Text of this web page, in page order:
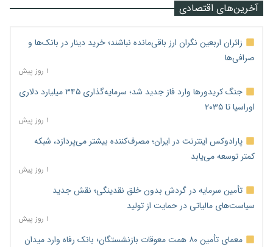
آخرین‌های اقتصادی
زائران اربعین نگران ارز باقی‌مانده نباشند؛ خرید دینار در بانک‌ها و
صرافی‌ها
۱ روز پیش
جنگ کریدورها وارد فاز جدید شد؛ سرمایه‌گذاری ۳۴۵ میلیارد دلاری
اوراسیا تا ۲۰۳۵
۱ روز پیش
پارادوکس اینترنت در ایران؛ مصرف‌کننده بیشتر می‌پردازد، شبکه
کمتر توسعه می‌یابد
۱ روز پیش
تأمین سرمایه در گردش بدون خلق نقدینگی؛ نقش جدید
سیاست‌های مالیاتی در حمایت از تولید
۱ روز پیش
معمای تأمین ۸۰ همت معوقات بازنشستگان؛ بانک رفاه وارد میدان